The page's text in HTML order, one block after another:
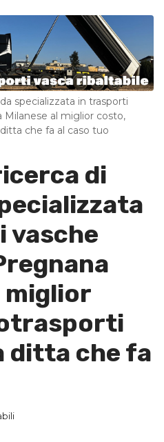
specializzata in trasporti
Milanese al miglior costo,
che fa al caso tuo
di
vasche
miglior
ditta che fa